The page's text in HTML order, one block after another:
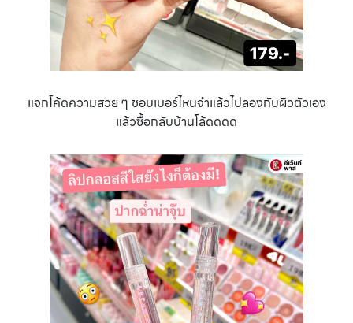
แจกโค้ดความสวย ๆ ชอบเบอร์ไหนจำแล้วไปลองกับผิวตัวเอง
แล้วซื้อกลับบ้านโล้ดดดด